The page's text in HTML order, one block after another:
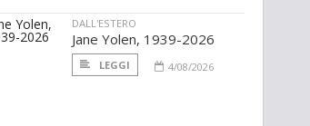
DALL'ESTERO
Jane Yolen, 1939-2026
LEGGI 4/08/2026